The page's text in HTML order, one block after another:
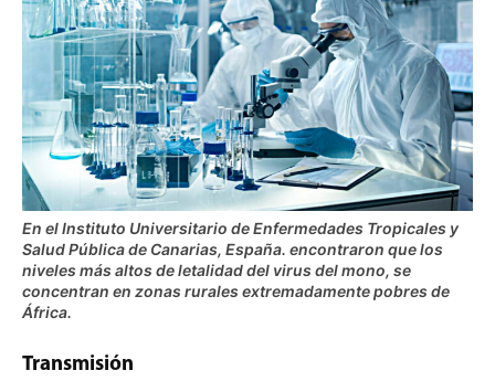
En el Instituto Universitario de Enfermedades Tropicales y
Salud Pública de Canarias, España. encontraron que los
niveles más altos de letalidad del virus del mono, se
concentran en zonas rurales extremadamente pobres de
África.
Transmisión